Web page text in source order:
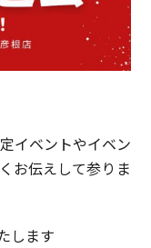
イベントやイベン
お伝えして参りま
します